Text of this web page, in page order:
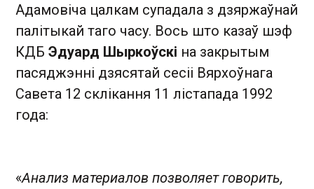
Адамовіча цалкам супадала з дзяржаўнай
палітыкай таго часу. Вось што казаў шэф
КДБ Эдуард Шыркоўскі на закрытым
пасяджэнні дзясятай сесіі Вярхоўнага
Савета 12 склікання 11 лістапада 1992
года:
«Анализ материалов позволяет говорить,